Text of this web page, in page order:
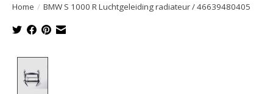
Home / BMW S 1000 R Luchtgeleiding radiateur / 46639480405